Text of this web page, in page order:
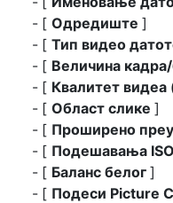
[ Одредиште ]
[ Тип видео
[ Величина
[ Квалитет видеа
[ Област слике ]
[ Проширено
[ Подешавања
[ Баланс белог ]
[ Подеси Picture